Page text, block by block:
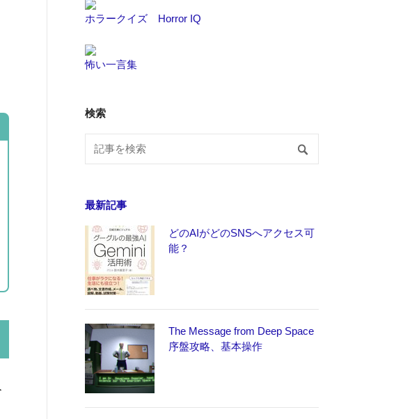
ホラークイズ Horror IQ
怖い一言集
検索
最新記事
どのAIがどのSNSへアクセス可
能？
The Message from Deep Space
序盤攻略、基本操作